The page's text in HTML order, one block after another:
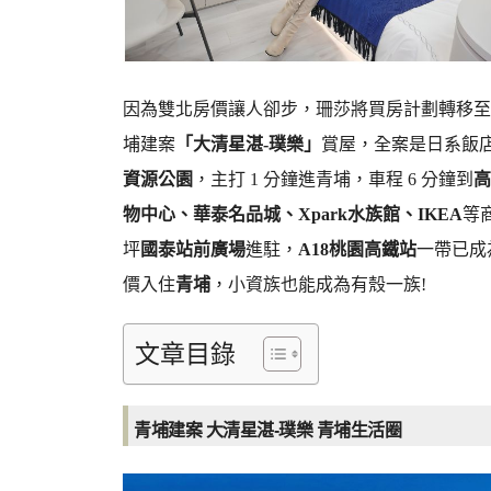
因為雙北房價讓人卻步，珊莎將買房計劃轉移
埔建案 「大清星湛-璞樂」 賞屋，全案是日系飯
資源公園 ，主打 1 分鐘進青埔，車程 6 分鐘到
物中心、華泰名品城、Xpark水族館、IKEA等
坪國泰站前廣場進駐， A18桃園高鐵站一帶已成
價入住青埔 ，小資族也能成為有殼一族!
文章目錄
青埔建案 大清星湛-璞樂 青埔生活圈